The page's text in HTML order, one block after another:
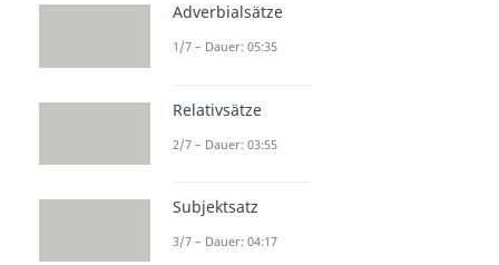
Adverbialsätze
1/7 – Dauer: 05:35
Relativsätze
2/7 – Dauer: 03:55
Subjektsatz
3/7 – Dauer: 04:17